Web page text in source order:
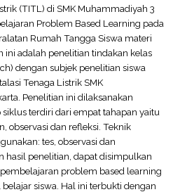
(TITL) di SMK Muhammadiyah 3
Problem Based Learning pada
Rumah Tangga Siswa materi
ini adalah penelitian tindakan kelas
dengan subjek penelitian siswa
Tenaga Listrik SMK
Penelitian ini dilaksanakan
terdiri dari empat tahapan yaitu
observasi dan refleksi. Teknik
tes, observasi dan
hasil penelitian, dapat disimpulkan
problem based learning
siswa. Hal ini terbukti dengan